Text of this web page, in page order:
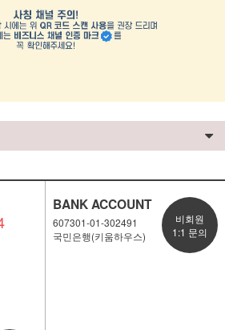
BANK ACCOUNT
607301-01-302491
국민은행(키움하우스)
비회원
1:1 문의